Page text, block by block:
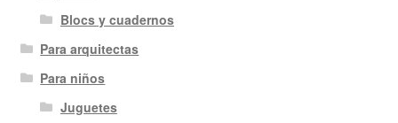
Blocs y cuadernos
Para arquitectas
Para niños
Juguetes